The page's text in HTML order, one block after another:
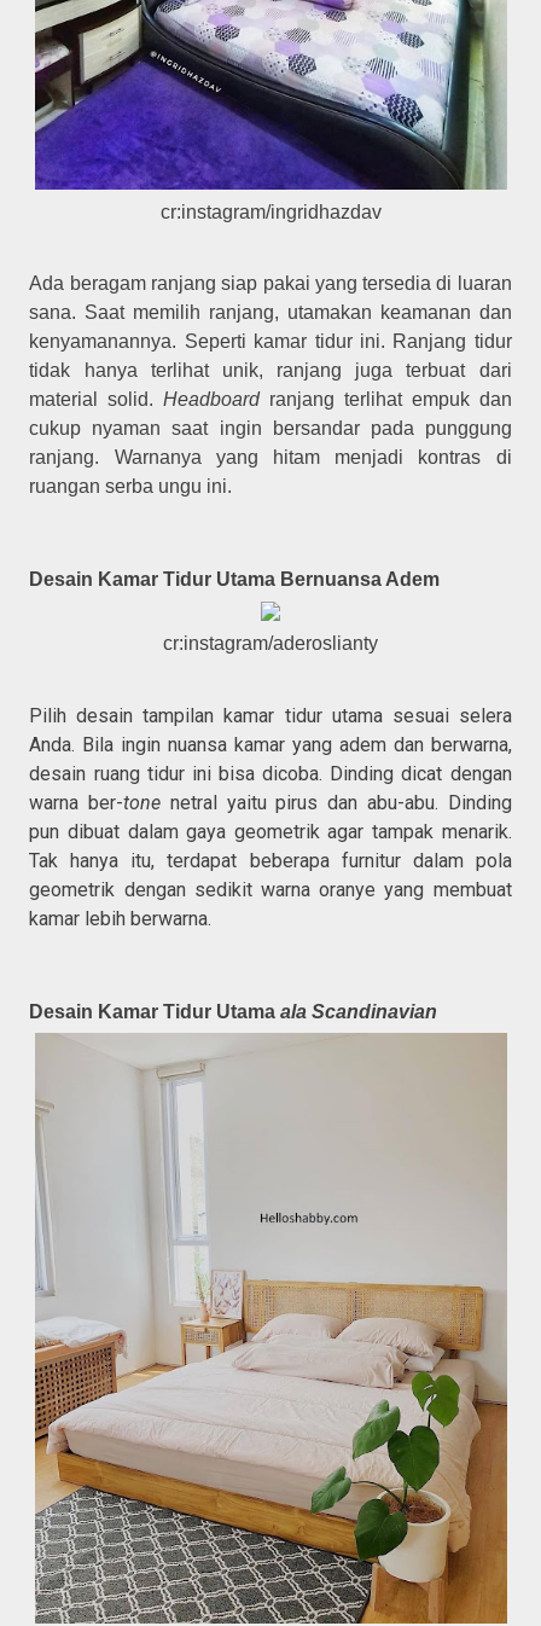
cr:instagram/ingridhazdav
Ada beragam ranjang siap pakai yang tersedia di luaran
sana. Saat memilih ranjang, utamakan keamanan dan
kenyamanannya. Seperti kamar tidur ini. Ranjang tidur
tidak hanya terlihat unik, ranjang juga terbuat dari
material solid.Headboard ranjang terlihat empuk dan
cukup nyaman saat ingin bersandar pada punggung
ranjang. Warnanya yang hitam menjadi kontras di
ruangan serba ungu ini.
Desain Kamar Tidur Utama Bernuansa Adem
cr:instagram/aderoslianty
Pilih desain tampilan kamar tidur utama sesuai selera
Anda. Bila ingin nuansa kamar yang adem dan berwarna,
desain ruang tidur ini bisa dicoba. Dinding dicat dengan
warna ber-tone netral yaitu pirus dan abu-abu. Dinding
pun dibuat dalam gaya geometrik agar tampak menarik.
Tak hanya itu, terdapat beberapa furnitur dalam pola
geometrik dengan sedikit warna oranye yang membuat
kamar lebih berwarna.
Desain Kamar Tidur Utamaala Scandinavian